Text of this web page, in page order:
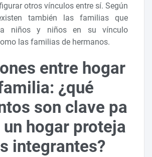
otros vínculos entre sí. Según
también las familias que
a niños y niños en su vínculo
las familias de hermanos.
entre hogar
¿qué
son clave pa
un hogar proteja
integrantes?